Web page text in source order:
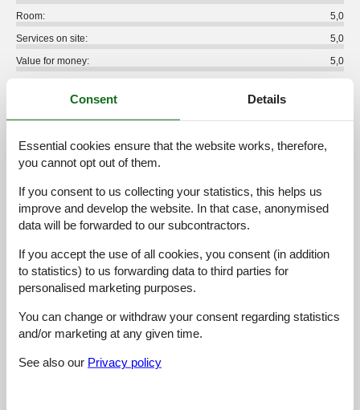
Room:
5,0
Services on site:
5,0
Value for money:
5,0
Cleaning: 5 Location: 5 Overall:
Room:
5 Services on site:
General:
Always a very genuine welcome by the Austrians, also now!
Family members of Haus Moosbrunn were always interested in
our activities and brought good tips we enjoyed.
5,0 august 2023
Cleaning: 5 Location:
General:
Super Lage des Apartments, super Aussicht, gute Ausstattung,
Consent Details
Essential cookies ensure that the website works, therefore,
you cannot opt out of them.
If you consent to us collecting your statistics, this helps us
improve and develop the website. In that case, anonymised
data will be forwarded to our subcontractors.
If you accept the use of all cookies, you consent (in addition
to statistics) to us forwarding data to third parties for
personalised marketing purposes.
You can change or withdraw your consent regarding statistics
and/or marketing at any given time.
See also our Privacy policy